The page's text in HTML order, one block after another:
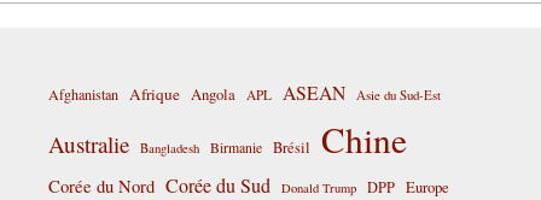
Afghanistan Afrique Angola APL ASEAN Asie du Sud-Est
Australie Bangladesh Birmanie Brésil Chine
Corée du Nord Corée du Sud Donald Trump DPP Europe